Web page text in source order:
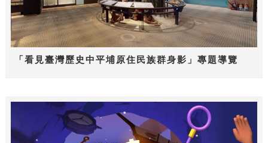
「看見臺灣歷史中平埔原住民族群身影」專題導覽